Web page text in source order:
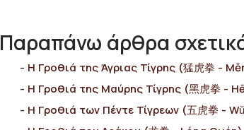
Παραπάνω άρθρα
Η Γροθιά της Άγριας Τίγρης (猛虎拳 -
Η Γροθιά της Μαύρης Τίγρης (黑虎拳 -
Η Γροθιά των Πέντε Τίγρεων (五虎拳 -